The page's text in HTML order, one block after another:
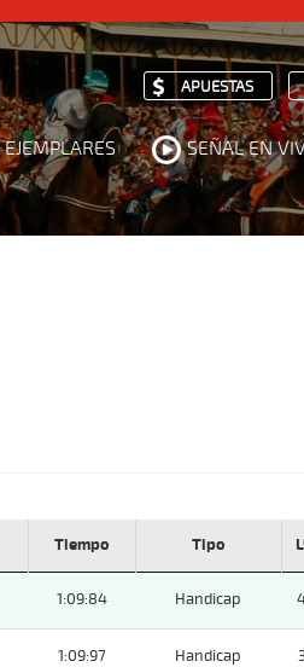
APUESTAS
EJEMPLARES SEÑAL EN
Tiempo Tipo
1:09:84 Handicap
1:09:97 Handicap